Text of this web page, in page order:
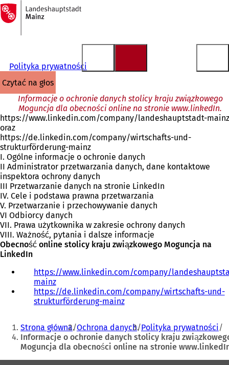
Przejdź do treści
Do
strony
głównej
Polityka prywatności
czytać na głos
Informacje o ochronie danych stolicy kraju związkowego
Moguncja dla obecności online na stronie www.linkedIn.
https://www.linkedin.com/company/landeshauptstadt-
oraz
https://de.linkedin.com/company/wirtschafts-und-
strukturförderung-mainz
I. Ogólne informacje o ochronie danych
II Administrator przetwarzania danych, dane kontaktowe
inspektora ochrony danych
III Przetwarzanie danych na stronie LinkedIn
IV. Cele i podstawa prawna przetwarzania
V. Przetwarzanie i przechowywanie danych
VI Odbiorcy danych
VII. Prawa użytkownika w zakresie ochrony danych
VIII. Ważność, pytania i dalsze informacje
Obecność online stolicy kraju związkowego Moguncja na
LinkedIn
https://www.linkedin.com/company/
mainz(
O
t
e
r
a
s
https://de.linkedin.com/company/wirtschafts-und-
strukturförderung-mainz(
w
i
e
r
Jesteś
tutaj:
Strona główna Ochrona danych Polityka prywatności
Informacje o ochronie danych stolicy kraju
Moguncja dla obecności online na stronie